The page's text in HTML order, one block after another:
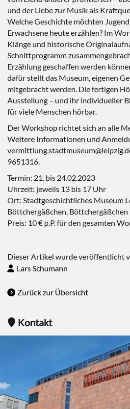
und der Liebe zur Musik als
Welche Geschichte möchten
Erwachsene heute erzählen? Im
Klänge und historische
Schnittprogramm
Erzählung geschaffen werden
dafür stellt das Museum, eigenen
mitgebracht werden. Die fertigen
Ausstellung – und ihr individueller
für viele Menschen hörbar.
Der Workshop richtet sich an alle
Weitere Informationen und
9651316.
Termin: 21. bis 24.02.2023
Uhrzeit: jeweils 13 bis 17 Uhr
Ort: Stadtgeschichtliches Museum
Böttchergäßchen, Böttchergäßchen
Preis: 10 € p.P. für den gesamten
Dieser Artikel wurde veröffentlicht
Lars Schumann
Zurück zur Übersicht
Kontakt